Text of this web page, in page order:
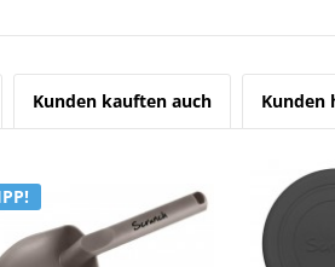
Kunden kauften auch Kunden